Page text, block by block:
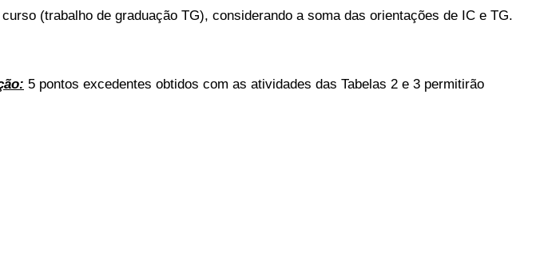
(trabalho de graduação TG), considerando a soma das orientações de IC e TG.
5 pontos excedentes obtidos com as atividades das Tabelas 2 e 3 permitirão